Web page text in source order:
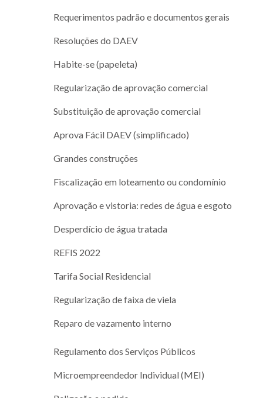
Requerimentos padrão e documentos gerais
Resoluções do DAEV
Habite-se (papeleta)
Regularização de aprovação comercial
Substituição de aprovação comercial
Aprova Fácil DAEV (simplificado)
Grandes construções
Fiscalização em loteamento ou condomínio
Aprovação e vistoria: redes de água e esgoto
Desperdício de água tratada
REFIS 2022
Tarifa Social Residencial
Regularização de faixa de viela
Reparo de vazamento interno
Regulamento dos Serviços Públicos
Microempreendedor Individual (MEI)